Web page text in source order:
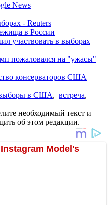
News
- Reuters
в России
участвовать в выборах
пожаловался на "ужасы"
консерваторов США
в США, встреча,
необходимый текст и
об этом редакции.